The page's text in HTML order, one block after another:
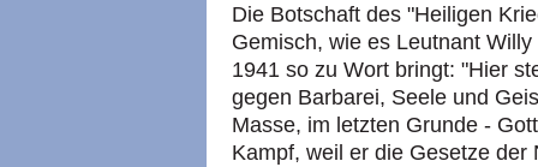
Die Botschaft des "Heiligen
Gemisch, wie es Leutnant
1941 so zu Wort bringt: "Hier
gegen Barbarei, Seele und
Masse, im letzten Grunde -
Kampf, weil er die Gesetze